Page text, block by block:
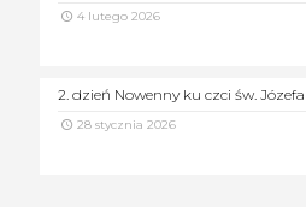
4 lutego 2026
2. dzień Nowenny ku czci św. Józefa
28 stycznia 2026